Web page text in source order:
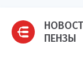
ПЕНЗЫ